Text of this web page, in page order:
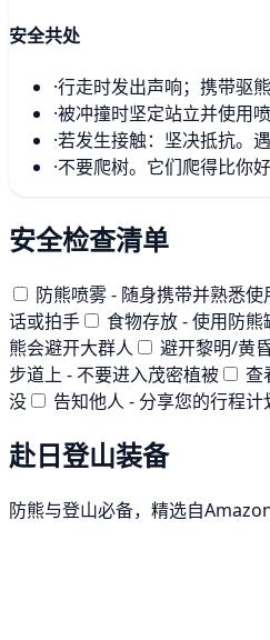
安全共处
·行走时发出声响；携带驱
·被冲撞时坚定站立并使用
·若发生接触：坚决抵抗。
·不要爬树。它们爬得比你好
安全检查清单
防熊喷雾 - 随身携带并熟悉使
话或拍手
食物存放 - 使用防
熊会避开大群人
避开黎明/黄
步道上 - 不要进入茂密植被
查
没
告知他人 - 分享您的行程计
赴日登山装备
防熊与登山必备，精选自